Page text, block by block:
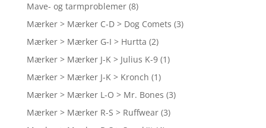
Mave- og tarmproblemer (8)
Mærker > Mærker C-D > Dog Comets (3)
Mærker > Mærker G-I > Hurtta (2)
Mærker > Mærker J-K > Julius K-9 (1)
Mærker > Mærker J-K > Kronch (1)
Mærker > Mærker L-O > Mr. Bones (3)
Mærker > Mærker R-S > Ruffwear (3)